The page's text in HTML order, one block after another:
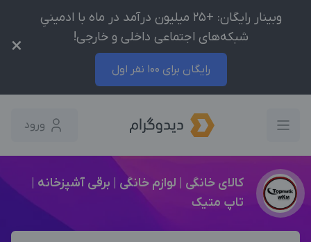
وبینار رایگان: +25 میلیون درآمد در ماه با ادمینیِ
شبکه‌های اجتماعی داخلی و خارجی!
رایگان برای 100 نفر اول
×
ورود
کالای خانگی | لوازم خانگی | برقی آشپزخانه |
تاپ متیک